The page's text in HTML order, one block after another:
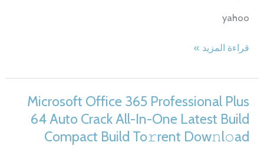
yahoo
Microsoft
2024
Standard
Install
Package
English
قراءة المزيد »
Microsoft Office 365 Professional Plus
64 Auto Crack All-In-One Latest Build
Compact Build To𝚛rent Dow𝚗l𝚘ad